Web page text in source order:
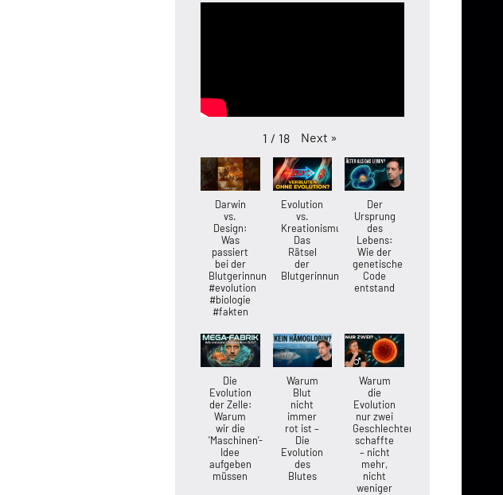
1 / 18 Next »
Darwin
vs.
Design:
Was
passiert
bei der
Blutgerinnung?
#evolution
#biologie
#fakten
Evolution
vs.
Kreationismus:
Das
Rätsel
der
Blutgerinnung
Der
Ursprung
des
Lebens:
Wie der
genetische
Code
entstand
Die
Evolution
der Zelle:
Warum
wir die
'Maschinen'-
Idee
aufgeben
müssen
Warum
Blut
nicht
immer
rot ist –
Die
Evolution
des
Blutes
Warum
die
Evolution
nur zwei
Geschlechter
schaffte
– nicht
mehr,
nicht
weniger